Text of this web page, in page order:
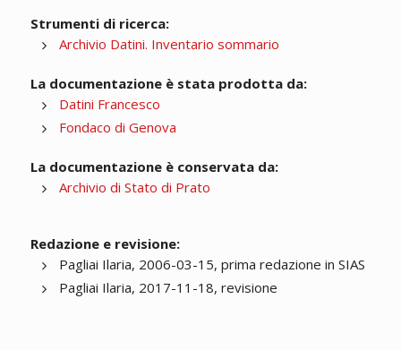
Strumenti di ricerca:
Archivio Datini. Inventario sommario
La documentazione è stata prodotta da:
Datini Francesco
Fondaco di Genova
La documentazione è conservata da:
Archivio di Stato di Prato
Redazione e revisione:
Pagliai Ilaria, 2006-03-15, prima redazione in SIAS
Pagliai Ilaria, 2017-11-18, revisione